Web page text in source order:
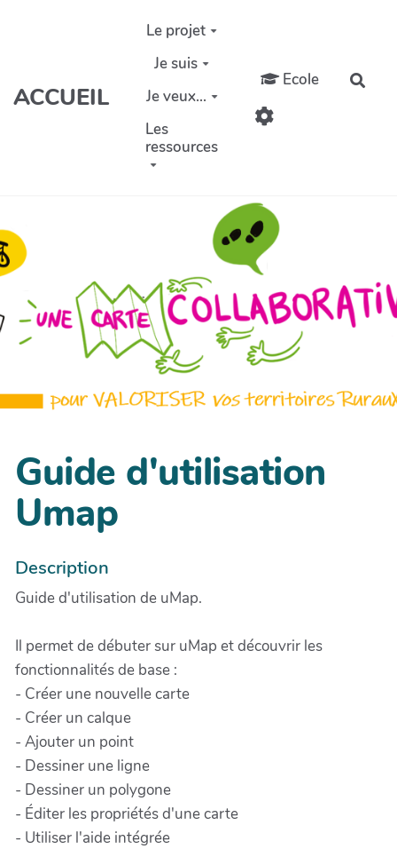
Aller au contenu principal
ACCUEIL
Le projet
Je suis
Je veux...
Les
ressources
Ecole
Guide d'utilisation
Umap
Description
Guide d'utilisation de uMap.
Il permet de débuter sur uMap et découvrir les
fonctionnalités de base :
- Créer une nouvelle carte
- Créer un calque
- Ajouter un point
- Dessiner une ligne
- Dessiner un polygone
- Éditer les propriétés d'une carte
- Utiliser l'aide intégrée